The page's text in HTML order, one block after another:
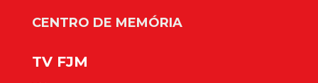
CENTRO DE MEMÓRIA
TV FJM